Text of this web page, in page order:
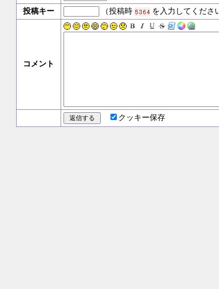
投稿キー
（投稿時 を入力してくださ
コメント
クッキー保存